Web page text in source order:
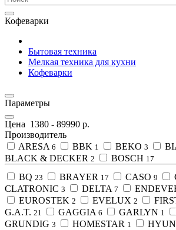
Кофеварки
Бытовая техника
Мелкая техника для кухни
Кофеварки
Параметры
Цена 1380 - 89990 р.
Производитель
ARESA 6 BBK 1 BEKO 3
BLACK & DECKER 2 BOSCH 17
BQ 23 BRAYER 17 CASO 9
CLATRONIC 3 DELTA 7
EUROSTEK 2 EVELUX 2
G.A.T. 21 GAGGIA 6 GARLYN 1
GRUNDIG 3 HOMESTAR 1